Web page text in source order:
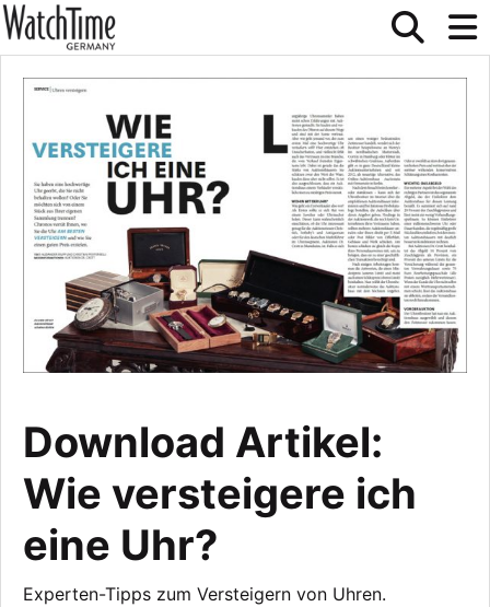
Download Artikel:
Wie versteigere ich
eine Uhr?
Experten-Tipps zum Versteigern von Uhren.